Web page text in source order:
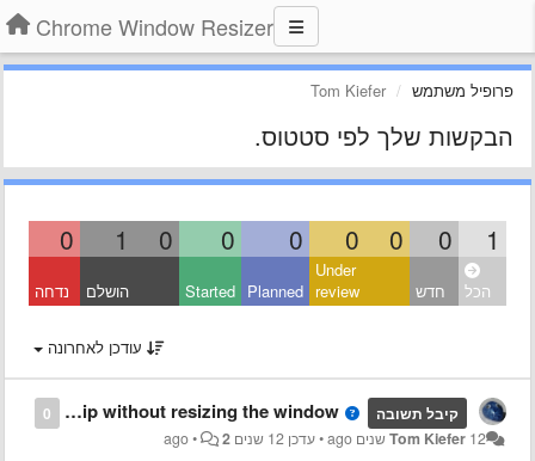
Chrome Window Resizer
פרופיל משתמש Tom Kiefer
הבקשות שלך לפי סטטוס.
1
0
0
0
0
0
0
1
0
הכל חדש
Under
review
Planned
Started הושלם נדחה
עודכן לאחרונה
0 קיבל תשובה Can I show the current window-size tooltip without resizing the window?
Tom Kiefer 12 שנים ago •עדכן12 שנים ago • 2